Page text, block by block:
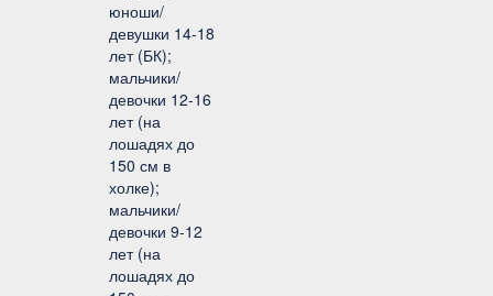
юноши/
девушки 14-18
лет (БК);
мальчики/
девочки 12-16
лет (на
лошадях до
150 см в
холке);
мальчики/
девочки 9-12
лет (на
лошадях до